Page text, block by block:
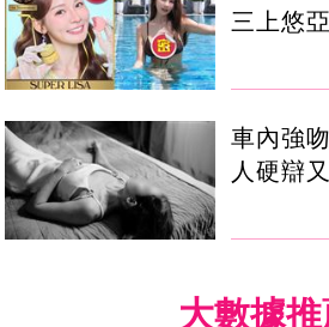
三上悠
車內強
人硬辯
大數據